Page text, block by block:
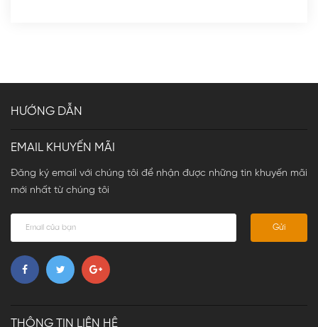
HƯỚNG DẪN
EMAIL KHUYẾN MÃI
Đăng ký email với chúng tôi để nhận được những tin khuyến mãi
mới nhất từ chúng tôi
Gửi
THÔNG TIN LIÊN HỆ